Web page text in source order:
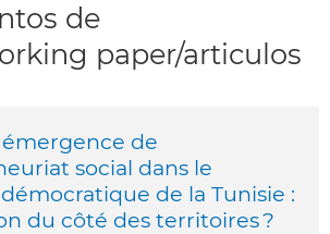
de
paper/articulos
de
social dans le
de la Tunisie :
du côté des territoires ?